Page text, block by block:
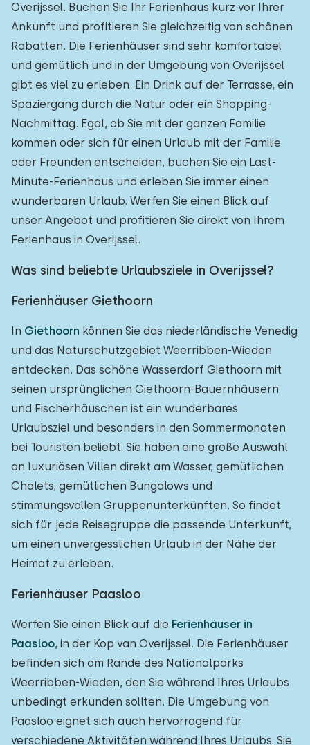
Overijssel. Buchen Sie Ihr Ferienhaus kurz vor Ihrer
Ankunft und profitieren Sie gleichzeitig von schönen
Rabatten. Die Ferienhäuser sind sehr komfortabel
und gemütlich und in der Umgebung von Overijssel
gibt es viel zu erleben. Ein Drink auf der Terrasse, ein
Spaziergang durch die Natur oder ein Shopping-
Nachmittag. Egal, ob Sie mit der ganzen Familie
kommen oder sich für einen Urlaub mit der Familie
oder Freunden entscheiden, buchen Sie ein Last-
Minute-Ferienhaus und erleben Sie immer einen
wunderbaren Urlaub. Werfen Sie einen Blick auf
unser Angebot und profitieren Sie direkt von Ihrem
Ferienhaus in Overijssel.
Was sind beliebte Urlaubsziele in Overijssel?
Ferienhäuser Giethoorn
In Giethoorn können Sie das niederländische Venedig
und das Naturschutzgebiet Weerribben-Wieden
entdecken. Das schöne Wasserdorf Giethoorn mit
seinen ursprünglichen Giethoorn-Bauernhäusern
und Fischerhäuschen ist ein wunderbares
Urlaubsziel und besonders in den Sommermonaten
bei Touristen beliebt. Sie haben eine große Auswahl
an luxuriösen Villen direkt am Wasser, gemütlichen
Chalets, gemütlichen Bungalows und
stimmungsvollen Gruppenunterkünften. So findet
sich für jede Reisegruppe die passende Unterkunft,
um einen unvergesslichen Urlaub in der Nähe der
Heimat zu erleben.
Ferienhäuser Paasloo
Werfen Sie einen Blick auf die Ferienhäuser in
Paasloo, in der Kop van Overijssel. Die Ferienhäuser
befinden sich am Rande des Nationalparks
Weerribben-Wieden, den Sie während Ihres Urlaubs
unbedingt erkunden sollten. Die Umgebung von
Paasloo eignet sich auch hervorragend für
verschiedene Aktivitäten während Ihres Urlaubs. Sie